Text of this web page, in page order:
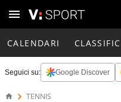
CALENDARI
Seguici su: Google Discover
TENNIS